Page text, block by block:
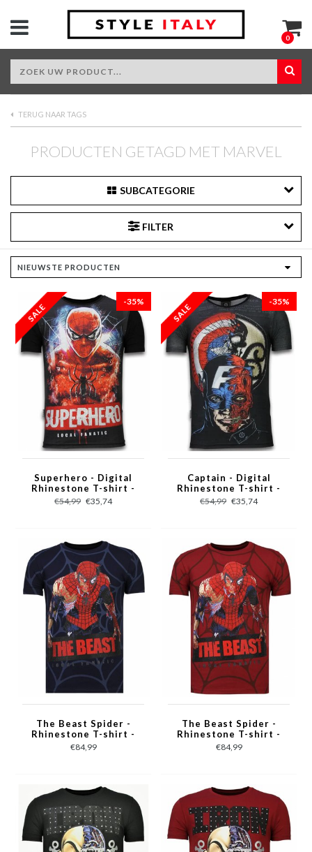
0
TERUG NAAR TAGS
PRODUCTEN GETAGD MET MARVEL
SUBCATEGORIE
FILTER
-35%
Superhero - Digital
Rhinestone T-shirt -
Zwart
€54,99 €35,74
-35%
Captain - Digital
Rhinestone T-shirt -
Zwart
€54,99 €35,74
The Beast Spider -
Rhinestone T-shirt -
Navy
€84,99
The Beast Spider -
Rhinestone T-shirt -
Bordeaux
€84,99